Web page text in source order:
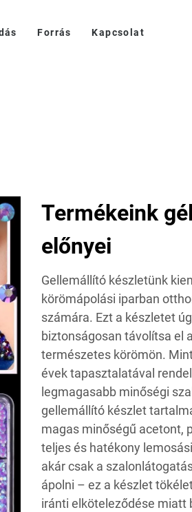
Forrás Kapcsolat
Termékeink
előnyei
Gellemállító készletünk
körömápolási iparban
számára. Ezt a készletet
biztonságosan távolítsa el
természetes körömön.
évek tapasztalatával
legmagasabb minőségi
gellemállító készlet
magas minőségű acetont,
teljes és hatékony
akár csak a
ápolni – ez a készlet
iránti elköteleződése